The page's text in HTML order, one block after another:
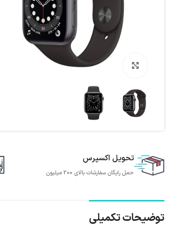
بزرگنمایی تصویر
تحویل اکسپرس
حمل رایگان سفارشات بالای 200 میلیون
توضیحات تکمیلی